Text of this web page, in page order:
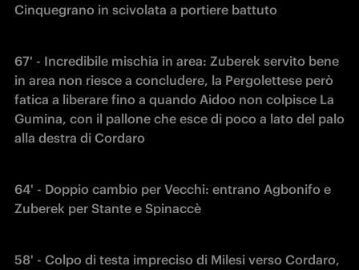
Cinquegrano in scivolata a portiere battuto
67' - Incredibile mischia in area: Zuberek servito bene
in area non riesce a concludere, la Pergolettese però
fatica a liberare fino a quando Aidoo non colpisce La
Gumina, con il pallone che esce di poco a lato del palo
alla destra di Cordaro
64' - Doppio cambio per Vecchi: entrano Agbonifo e
Zuberek per Stante e Spinaccè
58' - Colpo di testa impreciso di Milesi verso Cordaro,